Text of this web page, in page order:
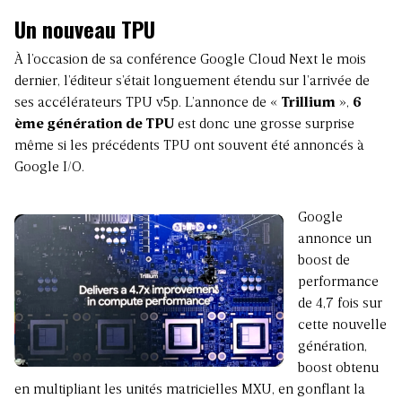
Un nouveau TPU
À l’occasion de sa conférence Google Cloud Next le mois
dernier, l’éditeur s’était longuement étendu sur l’arrivée de
ses accélérateurs TPU v5p. L’annonce de « Trillium », 6
ème génération de TPU est donc une grosse surprise
même si les précédents TPU ont souvent été annoncés à
Google I/O.
Google
annonce un
boost de
performance
de 4,7 fois sur
cette nouvelle
génération,
boost obtenu
en multipliant les unités matricielles MXU, en gonflant la